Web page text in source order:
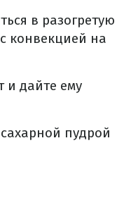
в разогретую
конвекцией на
и дайте ему
пудрой